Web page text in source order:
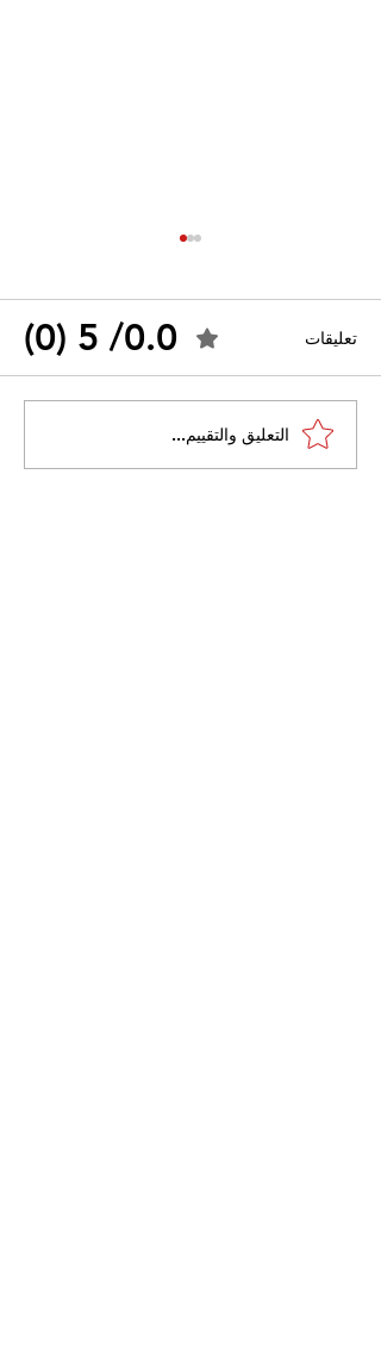
القضاء الإداري يقضي بحل
نقابة "كنابست"
تعليقات 0.0/ 5 (0)
التعليق والتقييم...